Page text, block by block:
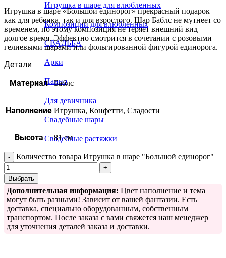
Игрушка в шаре для влюбленных
Композиции для влюбленных
СВАДЬБА
Арки
Панно
Для девичника
Свадебные шары
Свадебные растяжки
Игрушка в шаре «Большой единорог» прекрасный подарок
как для ребенка, так и для взрослого. Шар Баблс не мутнеет со
временем, по этому композиция не теряет внешний вид
долгое время. Эффектно смотрится в сочетании с розовыми
гелиевыми шарами или фольгированной фигурой единорога.
Детали
Материал
Баблс
Наполнение Игрушка, Конфетти, Сладости
Высота 81 см
Количество товара Игрушка в шаре "Большой единорог"
Выбрать
Дополнительная информация: Цвет наполнение и тема
могут быть разными! Зависит от вашей фантазии. Есть
доставка, специально оборудованным, собственным
транспортом. После заказа с вами свяжется наш менеджер
для уточнения деталей заказа и доставки.